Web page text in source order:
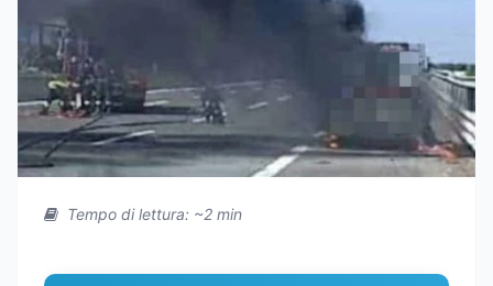
Tempo di lettura: ~2 min